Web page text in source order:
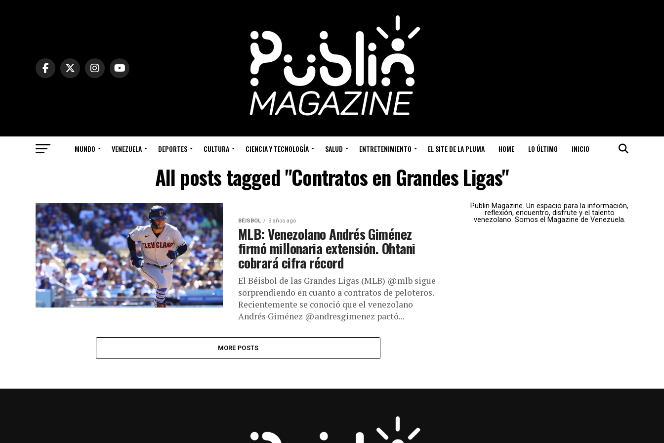
MUNDO VENEZUELA DEPORTES CULTURA CIENCIA Y TECNOLOGÍA SALUD ENTRETENIMIENTO EL SITE DE LA PLUMA HOME LO ÚLTIMO INICIO
All posts tagged "Contratos en Grandes Ligas"
BÉISBOL 3 años ago
MLB: Venezolano Andrés Giménez
firmó millonaria extensión. Ohtani
cobrará cifra récord
El Béisbol de las Grandes Ligas (MLB) @mlb sigue
sorprendiendo en cuanto a contratos de peloteros.
Recientemente se conoció que el venezolano
Andrés Giménez @andresgimenez pactó...
MORE POSTS
Publin Magazine. Un espacio para la información,
reflexión, encuentro, disfrute y el talento
venezolano. Somos el Magazine de Venezuela.